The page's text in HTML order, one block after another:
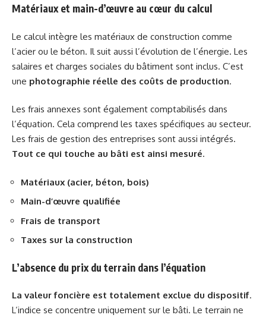
Matériaux et main-d’œuvre au cœur du calcul
Le calcul intègre les matériaux de construction comme
l’acier ou le béton. Il suit aussi l’évolution de l’énergie. Les
salaires et charges sociales du bâtiment sont inclus. C’est
une photographie réelle des coûts de production.
Les frais annexes sont également comptabilisés dans
l’équation. Cela comprend les taxes spécifiques au secteur.
Les frais de gestion des entreprises sont aussi intégrés.
Tout ce qui touche au bâti est ainsi mesuré.
Matériaux (acier, béton, bois)
Main-d’œuvre qualifiée
Frais de transport
Taxes sur la construction
L’absence du prix du terrain dans l’équation
La valeur foncière est totalement exclue du dispositif.
L’indice se concentre uniquement sur le bâti. Le terrain ne